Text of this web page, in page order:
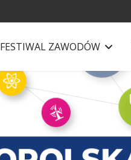
FESTIWAL ZAWODÓW